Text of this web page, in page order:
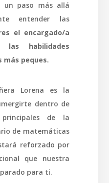
un paso más allá
entender las
el encargado/a
las habilidades
más peques.
Lorena es la
dentro de
de la
de matemáticas
reforzado por
que nuestra
para ti.